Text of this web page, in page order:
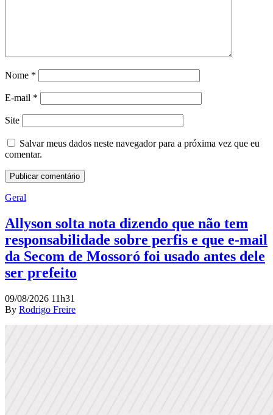
Nome *
E-mail *
Site
Salvar meus dados neste navegador para a próxima vez que eu
comentar.
Geral
Allyson solta nota dizendo que não tem
responsabilidade sobre perfis e que e-mail
da Secom de Mossoró foi usado antes dele
ser prefeito
09/08/2026 11h31
By Rodrigo Freire